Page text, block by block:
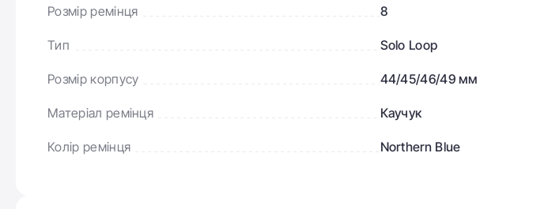
Розмір ремінця 8
Тип Solo Loop
Розмір корпусу 44/45/46/49 мм
Матеріал ремінця Каучук
Колір ремінця Northern Blue